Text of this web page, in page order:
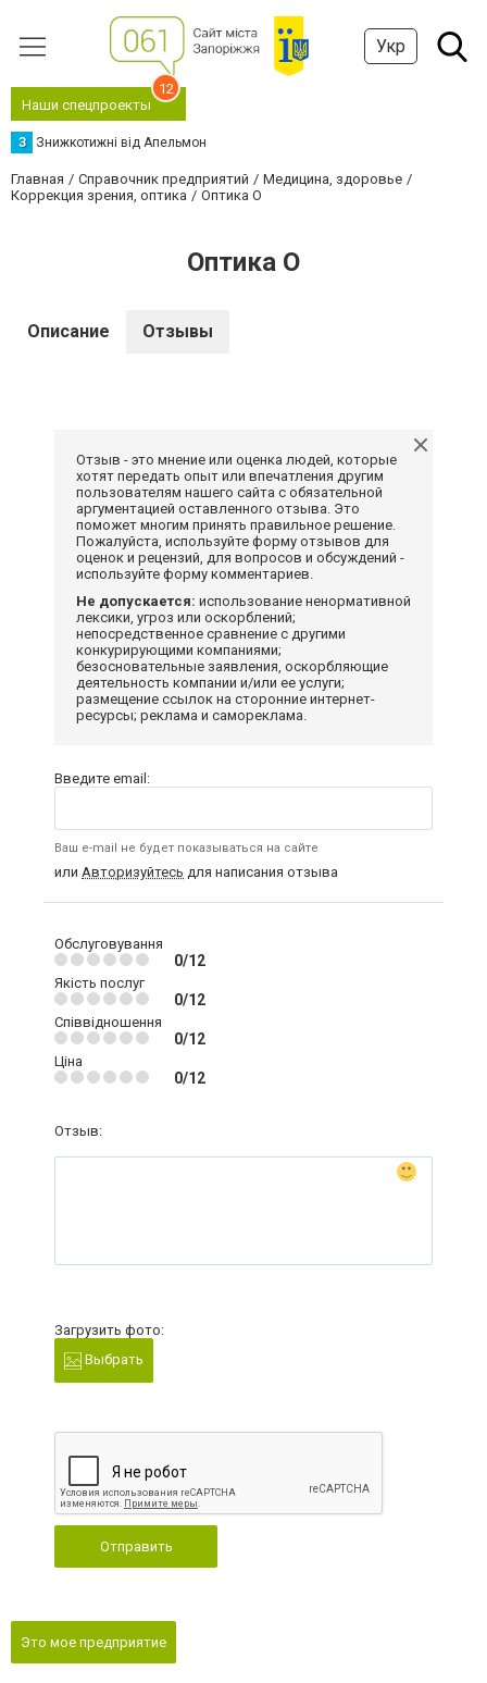
Укр
Наши спецпроекты
12
З Знижкотижні від Апельмон
Главная Справочник предприятий
Медицина, здоровье
Коррекция зрения, оптика
Оптика О
Оптика О
Описание Отзывы
Отзыв - это мнение или оценка людей, которые
хотят передать опыт или впечатления другим
пользователям нашего сайта с обязательной
аргументацией оставленного отзыва. Это
поможет многим принять правильное решение.
Пожалуйста, используйте форму отзывов для
оценок и рецензий, для вопросов и обсуждений -
используйте форму комментариев.
Не допускается: использование ненормативной
лексики, угроз или оскорблений;
непосредственное сравнение с другими
конкурирующими компаниями;
безосновательные заявления, оскорбляющие
деятельность компании и/или ее услуги;
размещение ссылок на сторонние интернет-
ресурсы; реклама и самореклама.
Введите email:
Ваш e-mail не будет показываться на сайте
или Авторизуйтесь для написания отзыва
Обслуговування
0/12
Якість послуг
0/12
Співвідношення
0/12
Ціна
0/12
Отзыв:
Загрузить фото:
Выбрать
Отправить
Это мое предприятие